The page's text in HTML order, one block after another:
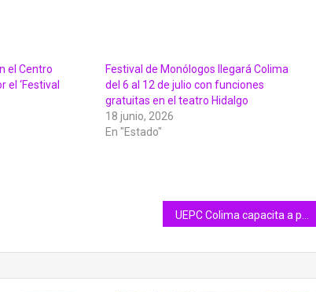
el Centro
el ‘Festival
Festival de Monólogos llegará Colima
del 6 al 12 de julio con funciones
gratuitas en el teatro Hidalgo
18 junio, 2026
En "Estado"
UEPC Colima capacita a personal de Cruz Roja, CEP, Bomberos, Protección Civil de Manzanillo y de Jalisco